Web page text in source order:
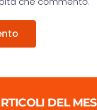
DEL